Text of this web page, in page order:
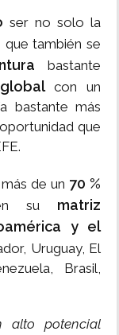
ser no solo la
que también se
bastante
con un
bastante más
que
de un 70 %
su matriz
y el
Uruguay, El
Brasil,
alto potencial